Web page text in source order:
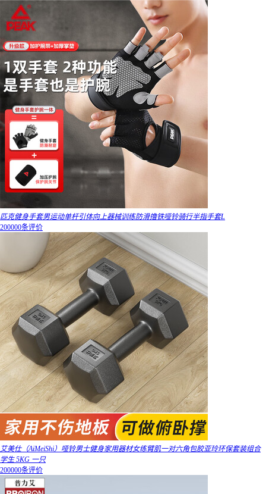
匹克健身手套男运动单杆引体向上器械训练防滑撸铁哑铃骑行半指手套L
200000条评价
艾美仕（AiMeiShi）哑铃男士健身家用器材女练臂肌一对六角包胶亚玲环保套装组合
学生 5KG 一只
200000条评价